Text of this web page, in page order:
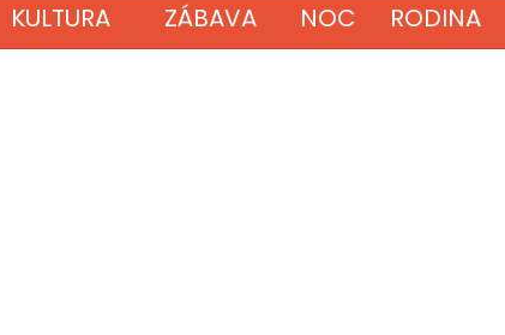
KULTURA ZÁBAVA NOC RODINA